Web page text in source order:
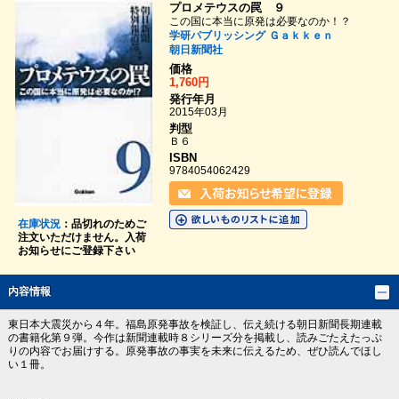
在庫状況：品切れのためご
注文いただけません。入荷
お知らせにご登録下さい
プロメテウスの罠 ９
この国に本当に原発は必要なのか！？
学研パブリッシング Ｇａｋｋｅｎ
朝日新聞社
価格
1,760円
発行年月
2015年03月
判型
Ｂ６
ISBN
9784054062429
内容情報
東日本大震災から４年。福島原発事故を検証し、伝え続ける朝日新聞長期連載
の書籍化第９弾。今作は新聞連載時８シリーズ分を掲載し、読みごたえたっぷ
りの内容でお届けする。原発事故の事実を未来に伝えるため、ぜひ読んでほし
い１冊。